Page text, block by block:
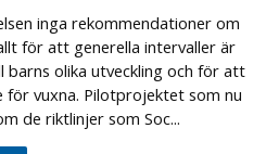
inga rekommendationer om
för att generella intervaller är
barns olika utveckling och för att
vuxna. Pilotprojektet som nu
de riktlinjer som Soc...